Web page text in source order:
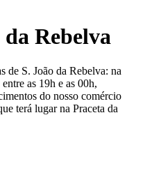
da Rebelva
de S. João da Rebelva: na
as 19h e as 00h,
do nosso comércio
terá lugar na Praceta da